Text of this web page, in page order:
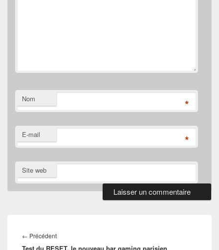
Nom *
E-mail *
Site web
de
l’article
← PrécédentArticle
précédent :
Test du RESET, le nouveau bar gaming parisien